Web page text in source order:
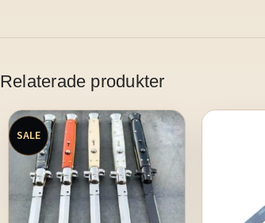
Relaterade produkter
SALE